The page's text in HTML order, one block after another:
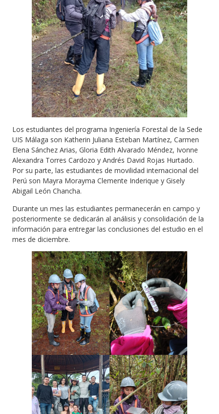
Los estudiantes del programa Ingeniería Forestal de la Sede
UIS Málaga son Katherin Juliana Esteban Martínez, Carmen
Elena Sánchez Arias, Gloria Edith Alvarado Méndez, Ivonne
Alexandra Torres Cardozo y Andrés David Rojas Hurtado.
Por su parte, las estudiantes de movilidad internacional del
Perú son Mayra Morayma Clemente Inderique y Gisely
Abigail León Chancha.
Durante un mes las estudiantes permanecerán en campo y
posteriormente se dedicarán al análisis y consolidación de la
información para entregar las conclusiones del estudio en el
mes de diciembre.